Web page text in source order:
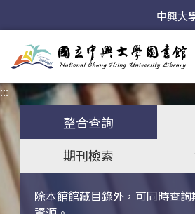
中興大
:::
整合查詢
期刊檢索
除本館館藏目錄外，可同時查
關鍵字搜尋